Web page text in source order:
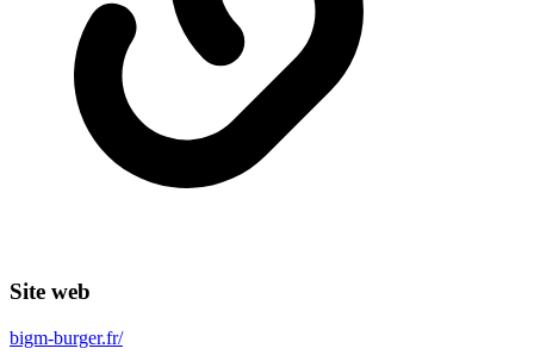
Site web
bigm-burger.fr/